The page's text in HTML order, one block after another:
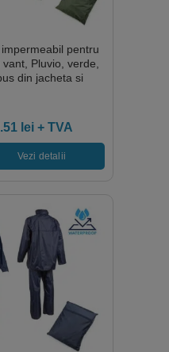
pentru
Pluvio, verde,
din jacheta si
lei+ TVA
Vezi detalii